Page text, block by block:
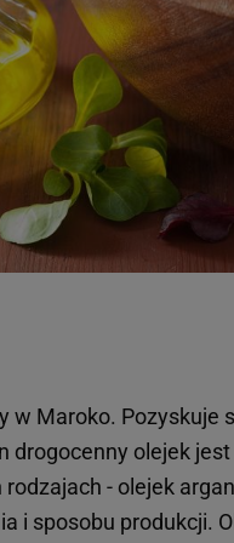
w Maroko. Pozyskuje
drogocenny olejek
- olejek
i sposobu produkcji.